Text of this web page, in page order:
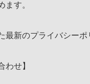
ます。
最新のプライバシーポ
わせ】